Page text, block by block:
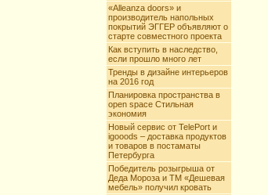
«Alleanza doors» и
производитель напольных
покрытий ЭГГЕР объявляют о
старте совместного проекта
Как вступить в наследство,
если прошло много лет
Тренды в дизайне интерьеров
на 2016 год
Планировка пространства в
open space Стильная
экономия
Новый сервис от TelePort и
igooods – доставка продуктов
и товаров в постаматы
Петербурга
Победитель розыгрыша от
Деда Мороза и ТМ «Дешевая
мебель» получил кровать